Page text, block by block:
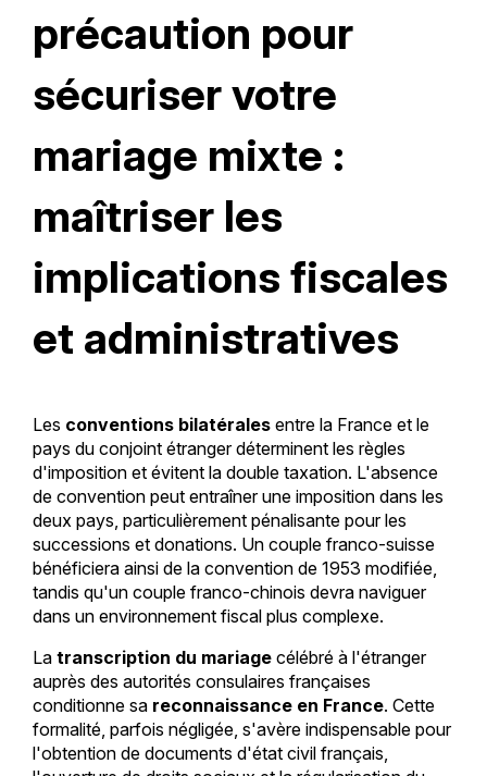
précaution pour
sécuriser votre
mariage mixte :
maîtriser les
implications fiscales
et administratives
Les conventions bilatéralesentre la France et le
pays du conjoint étranger déterminent les règles
d'imposition et évitent la double taxation. L'absence
de convention peut entraîner une imposition dans les
deux pays, particulièrement pénalisante pour les
successions et donations. Un couple franco-suisse
bénéficiera ainsi de la convention de 1953 modifiée,
tandis qu'un couple franco-chinois devra naviguer
dans un environnement fiscal plus complexe.
La transcription du mariagecélébré à l'étranger
auprès des autorités consulaires françaises
conditionne sa reconnaissance en France. Cette
formalité, parfois négligée, s'avère indispensable pour
l'obtention de documents d'état civil français,